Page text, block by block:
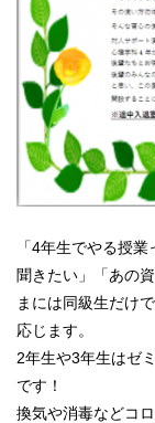
「4年生でやる授
聞きたい」「あの
まには同級生だけ
応じます。
2年生や3年生はゼ
です！
換気や消毒などコ